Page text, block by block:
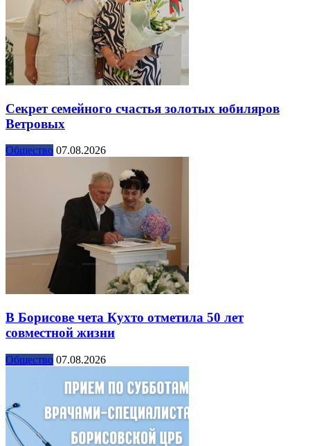
Секрет семейного счастья золотых юбиляров
Ветровых
Общество 07.08.2026
В Борисове чета Кухто отметила 50 лет
совместной жизни
Общество 07.08.2026